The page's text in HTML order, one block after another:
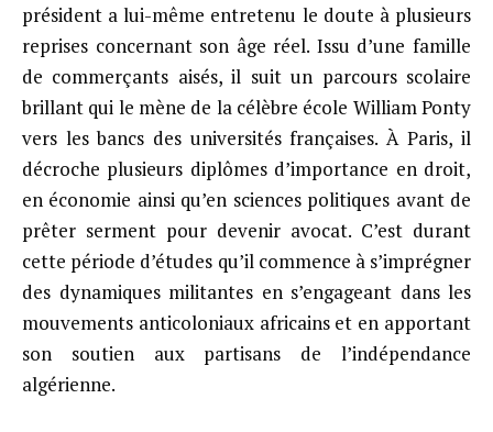
président a lui-même entretenu le doute à plusieurs
reprises concernant son âge réel. Issu d’une famille
de commerçants aisés, il suit un parcours scolaire
brillant qui le mène de la célèbre école William Ponty
vers les bancs des universités françaises. À Paris, il
décroche plusieurs diplômes d’importance en droit,
en économie ainsi qu’en sciences politiques avant de
prêter serment pour devenir avocat. C’est durant
cette période d’études qu’il commence à s’imprégner
des dynamiques militantes en s’engageant dans les
mouvements anticoloniaux africains et en apportant
son soutien aux partisans de l’indépendance
algérienne.